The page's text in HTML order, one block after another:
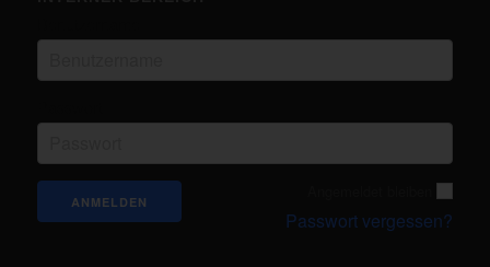
Passwort vergessen?